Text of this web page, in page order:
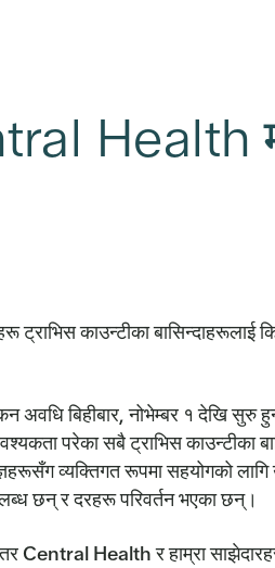
Health
काउन्टीका बासिन्दाहरूलाई
अवधि बिहीबार, नोभेम्बर १ देखि
परेका सबै ट्राभिस काउन्टीका
व्यक्तिगत रूपमा सहयोगको
छन् र दरहरू परिवर्तन भएका छन्।
तर Central Health र हाम्रा